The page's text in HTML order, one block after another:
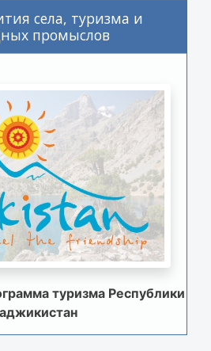
села, туризма и
промыслов
туризма Республики